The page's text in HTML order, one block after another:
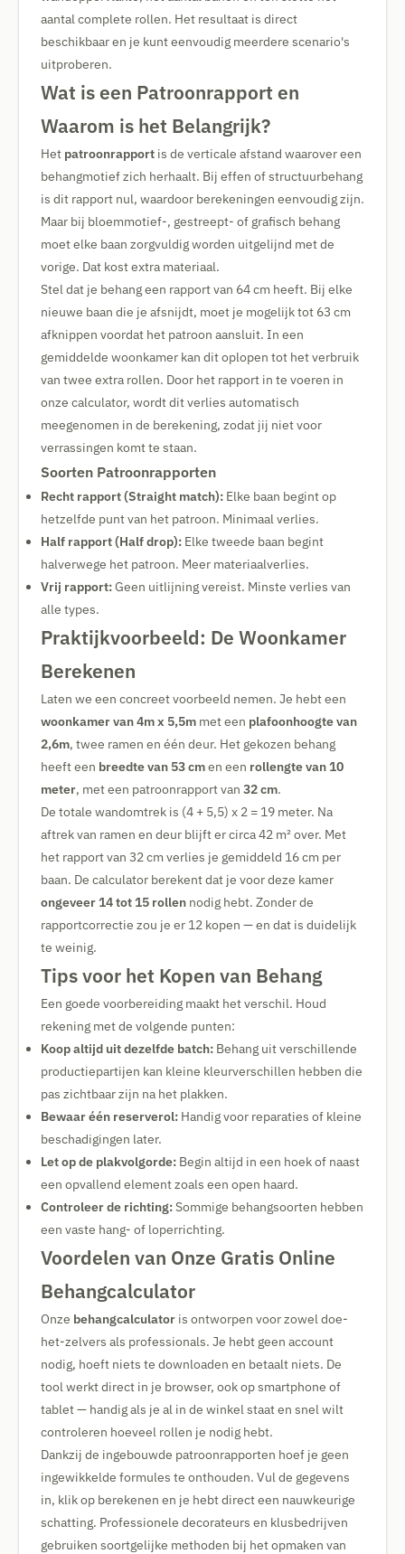
aantal complete rollen. Het resultaat is direct
beschikbaar en je kunt eenvoudig meerdere scenario's
uitproberen.
Wat is een Patroonrapport en
Waarom is het Belangrijk?
Het patroonrapport is de verticale afstand waarover een
behangmotief zich herhaalt. Bij effen of structuurbehang
is dit rapport nul, waardoor berekeningen eenvoudig zijn.
Maar bij bloemmotief-, gestreept- of grafisch behang
moet elke baan zorgvuldig worden uitgelijnd met de
vorige. Dat kost extra materiaal.
Stel dat je behang een rapport van 64 cm heeft. Bij elke
nieuwe baan die je afsnijdt, moet je mogelijk tot 63 cm
afknippen voordat het patroon aansluit. In een
gemiddelde woonkamer kan dit oplopen tot het verbruik
van twee extra rollen. Door het rapport in te voeren in
onze calculator, wordt dit verlies automatisch
meegenomen in de berekening, zodat jij niet voor
verrassingen komt te staan.
Soorten Patroonrapporten
Recht rapport (Straight match): Elke baan begint op
hetzelfde punt van het patroon. Minimaal verlies.
Half rapport (Half drop): Elke tweede baan begint
halverwege het patroon. Meer materiaalverlies.
Vrij rapport:Geen uitlijning vereist. Minste verlies van
alle types.
Praktijkvoorbeeld: De Woonkamer
Berekenen
Laten we een concreet voorbeeld nemen. Je hebt een
woonkamer van 4m x 5,5m met een plafoonhoogte van
2,6m, twee ramen en één deur. Het gekozen behang
heeft een breedte van 53 cmen een rollengte van 10
meter, met een patroonrapport van 32 cm.
De totale wandomtrek is (4 + 5,5) x 2 = 19 meter. Na
aftrek van ramen en deur blijft er circa 42 m² over. Met
het rapport van 32 cm verlies je gemiddeld 16 cm per
baan. De calculator berekent dat je voor deze kamer
ongeveer 14 tot 15 rollen nodig hebt. Zonder de
rapportcorrectie zou je er 12 kopen — en dat is duidelijk
te weinig.
Tips voor het Kopen van Behang
Een goede voorbereiding maakt het verschil. Houd
rekening met de volgende punten:
Koop altijd uit dezelfde batch: Behang uit verschillende
productiepartijen kan kleine kleurverschillen hebben die
pas zichtbaar zijn na het plakken.
Bewaar één reserverol: Handig voor reparaties of kleine
beschadigingen later.
Let op de plakvolgorde: Begin altijd in een hoek of naast
een opvallend element zoals een open haard.
Controleer de richting:Sommige behangsoorten hebben
een vaste hang- of loperrichting.
Voordelen van Onze Gratis Online
Behangcalculator
Onze behangcalculator is ontworpen voor zowel doe-
het-zelvers als professionals. Je hebt geen account
nodig, hoeft niets te downloaden en betaalt niets. De
tool werkt direct in je browser, ook op smartphone of
tablet — handig als je al in de winkel staat en snel wilt
controleren hoeveel rollen je nodig hebt.
Dankzij de ingebouwde patroonrapporten hoef je geen
ingewikkelde formules te onthouden. Vul de gegevens
in, klik op berekenen en je hebt direct een nauwkeurige
schatting. Professionele decorateurs en klusbedrijven
gebruiken soortgelijke methoden bij het opmaken van